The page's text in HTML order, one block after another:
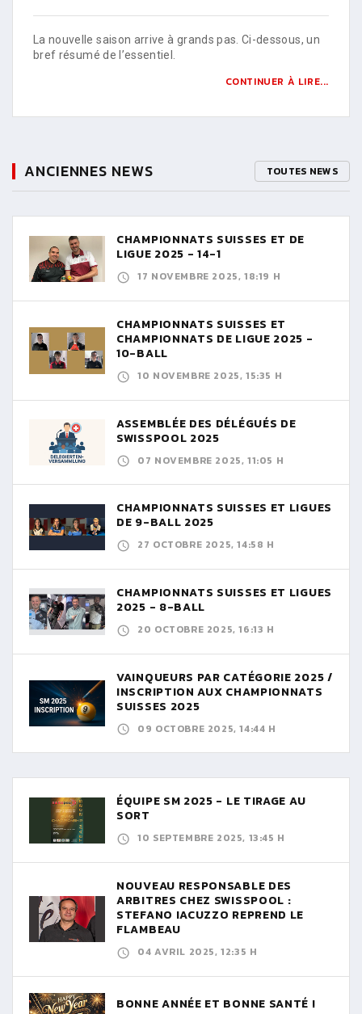
La nouvelle saison arrive à grands pas. Ci-dessous, un
bref résumé de l’essentiel.
CONTINUER À LIRE...
ANCIENNES NEWS TOUTES NEWS
CHAMPIONNATS SUISSES ET DE
LIGUE 2025 - 14-1
17 NOVEMBRE 2025, 18:19 H
CHAMPIONNATS SUISSES ET
CHAMPIONNATS DE LIGUE 2025 -
10-BALL
10 NOVEMBRE 2025, 15:35 H
ASSEMBLÉE DES DÉLÉGUÉS DE
SWISSPOOL 2025
07 NOVEMBRE 2025, 11:05 H
CHAMPIONNATS SUISSES ET LIGUES
DE 9-BALL 2025
27 OCTOBRE 2025, 14:58 H
CHAMPIONNATS SUISSES ET LIGUES
2025 - 8-BALL
20 OCTOBRE 2025, 16:13 H
VAINQUEURS PAR CATÉGORIE 2025 /
INSCRIPTION AUX CHAMPIONNATS
SUISSES 2025
09 OCTOBRE 2025, 14:44 H
ÉQUIPE SM 2025 - LE TIRAGE AU
SORT
10 SEPTEMBRE 2025, 13:45 H
NOUVEAU RESPONSABLE DES
ARBITRES CHEZ SWISSPOOL :
STEFANO IACUZZO REPREND LE
FLAMBEAU
04 AVRIL 2025, 12:35 H
BONNE ANNÉE ET BONNE SANTÉ !